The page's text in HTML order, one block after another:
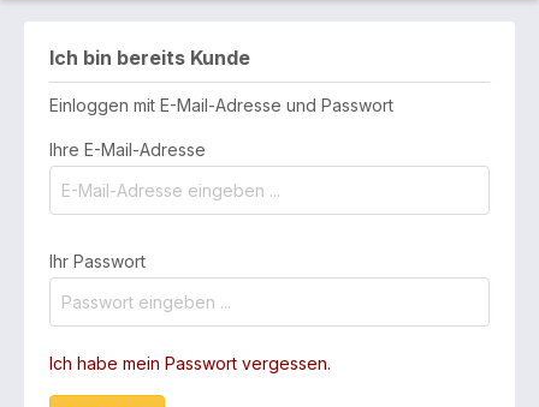
Ich bin bereits Kunde
Einloggen mit E-Mail-Adresse und Passwort
Ihre E-Mail-Adresse
Ihr Passwort
Ich habe mein Passwort vergessen.